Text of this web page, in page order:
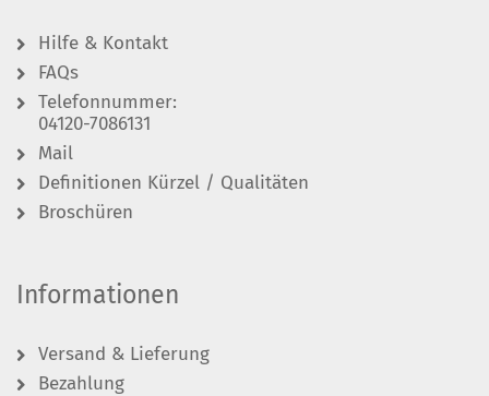
Hilfe & Kontakt
FAQs
Telefonnummer:
04120-7086131
Mail
Definitionen Kürzel / Qualitäten
Broschüren
Informationen
Versand & Lieferung
Bezahlung